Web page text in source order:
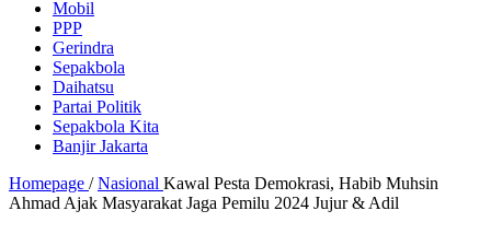
Mobil
PPP
Gerindra
Sepakbola
Daihatsu
Partai Politik
Sepakbola Kita
Banjir Jakarta
Homepage / Nasional Kawal Pesta Demokrasi, Habib Muhsin
Ahmad Ajak Masyarakat Jaga Pemilu 2024 Jujur & Adil